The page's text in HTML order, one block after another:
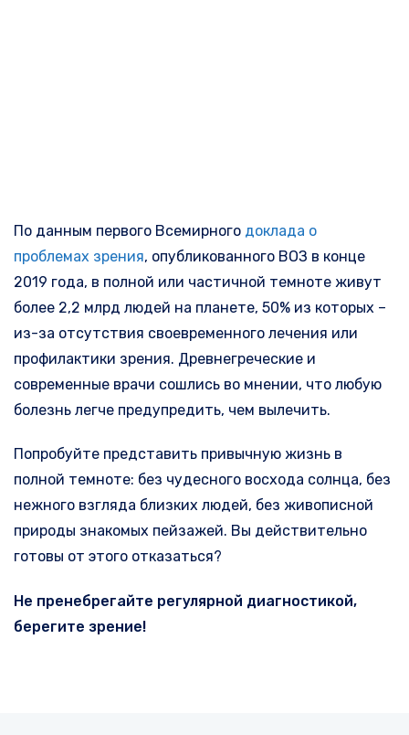
По данным первого Всемирного доклада о
проблемах зрения, опубликованного ВОЗ в конце
2019 года, в полной или частичной темноте живут
более 2,2 млрд людей на планете, 50% из которых –
из-за отсутствия своевременного лечения или
профилактики зрения. Древнегреческие и
современные врачи сошлись во мнении, что любую
болезнь легче предупредить, чем вылечить.
Попробуйте представить привычную жизнь в
полной темноте: без чудесного восхода солнца, без
нежного взгляда близких людей, без живописной
природы знакомых пейзажей. Вы действительно
готовы от этого отказаться?
Не пренебрегайте регулярной диагностикой,
берегите зрение!